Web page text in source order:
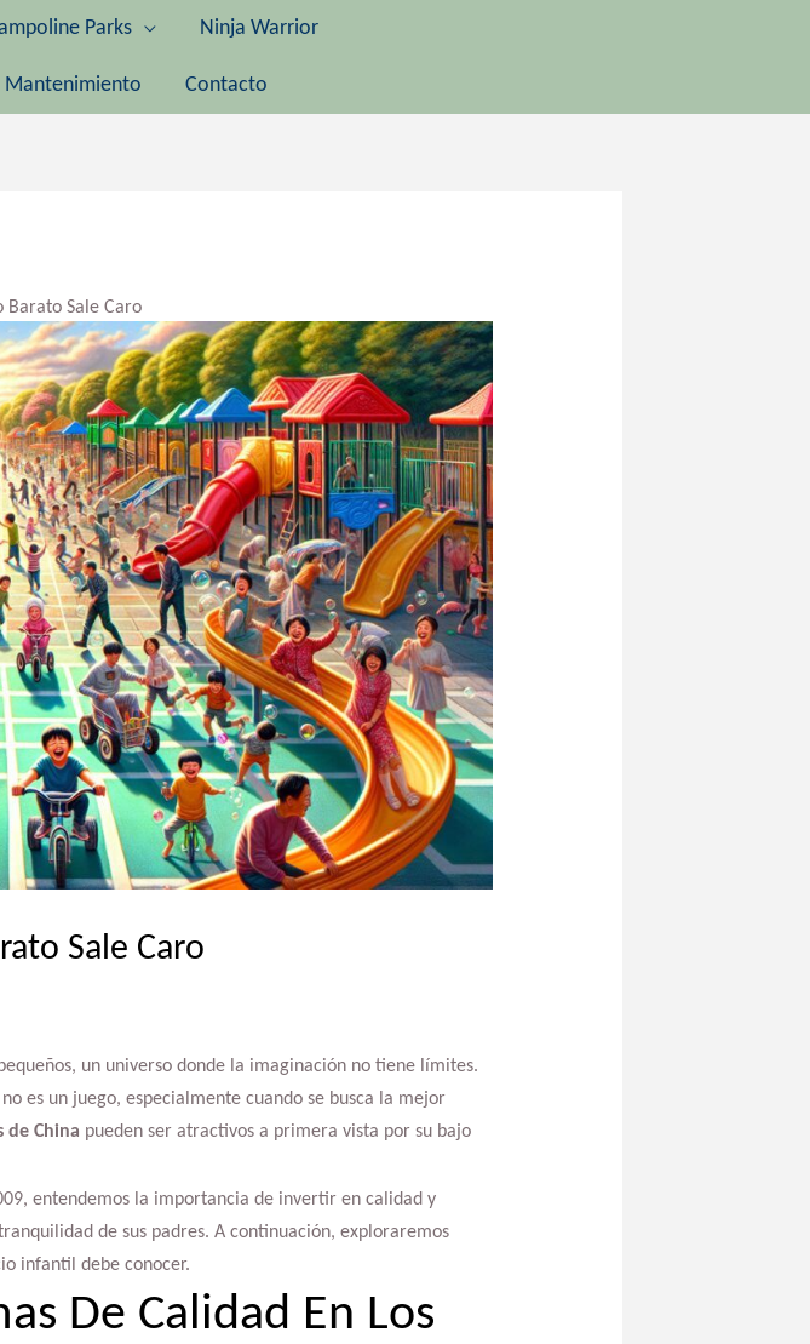
Parks Ninja Warrior
Mantenimiento Contacto
Barato Sale Caro
Sale Caro
un universo donde la imaginación no tiene límites.
es un juego, especialmente cuando se busca la mejor
de China pueden ser atractivos a primera vista por su bajo
entendemos la importancia de invertir en calidad y
de sus padres. A continuación, exploraremos
infantil debe conocer.
De Calidad En Los